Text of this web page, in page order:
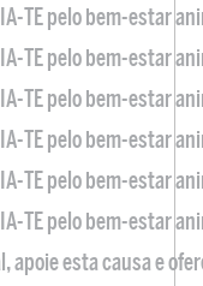
TE pelo bem-estar
TE pelo bem-estar
TE pelo bem-estar
TE pelo bem-estar
TE pelo bem-estar
TE pelo bem-estar
apoie esta causa e